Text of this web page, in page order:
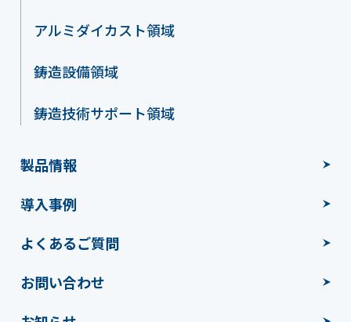
アルミダイカスト領域
鋳造設備領域
鋳造技術サポート領域
製品情報
導入事例
よくあるご質問
お問い合わせ